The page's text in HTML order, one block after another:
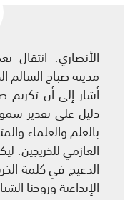
الأنصاري:
مدينة صباح السالم
أشار إلى أن
دليل على تقدير
بالعلم والعلماء
العازمي للخريجين:
الدعيج في كلمة
الإبداعية وروحنا